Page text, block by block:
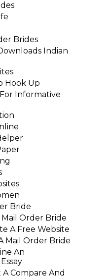
Brides
Indian
Hook Up
Informative
Bride
Mail Order Bride
A Free Website
Mail Order Bride
An
Compare And